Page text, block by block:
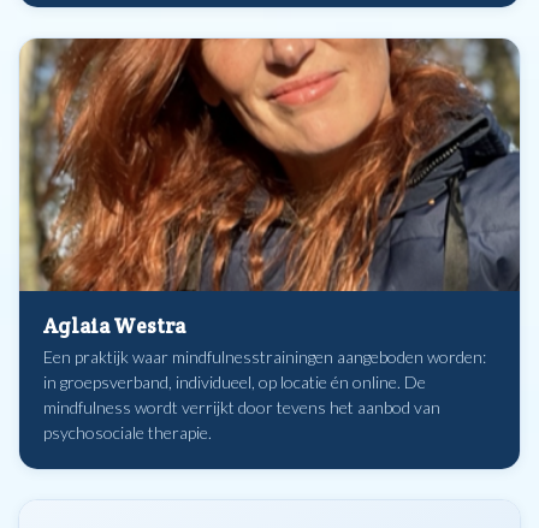
Aglaia Westra
Een praktijk waar mindfulnesstrainingen aangeboden worden:
in groepsverband, individueel, op locatie én online. De
mindfulness wordt verrijkt door tevens het aanbod van
psychosociale therapie.